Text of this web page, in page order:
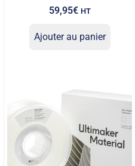
59,95€ HT
Ajouter au panier